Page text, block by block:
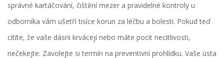
správné kartáčování, čištění mezer a pravidelné kontroly u
odborníka vám ušetří tisíce korun za léčbu a bolesti. Pokud teď
cítíte, že vaše dásni krvácejí nebo máte pocit necitlivosti,
nečekejte. Zavolejte si termín na preventivní prohlídku. Vaše ústa